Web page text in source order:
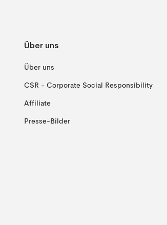
Über uns
Über uns
CSR - Corporate Social Responsibility
Affiliate
Presse-Bilder